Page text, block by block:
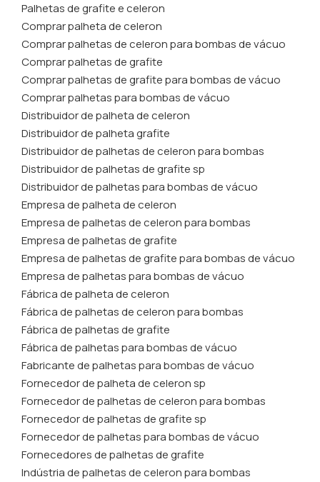
Palhetas de grafite e celeron
Comprar palheta de celeron
Comprar palhetas de celeron para bombas de vácuo
Comprar palhetas de grafite
Comprar palhetas de grafite para bombas de vácuo
Comprar palhetas para bombas de vácuo
Distribuidor de palheta de celeron
Distribuidor de palheta grafite
Distribuidor de palhetas de celeron para bombas
Distribuidor de palhetas de grafite sp
Distribuidor de palhetas para bombas de vácuo
Empresa de palheta de celeron
Empresa de palhetas de celeron para bombas
Empresa de palhetas de grafite
Empresa de palhetas de grafite para bombas de vácuo
Empresa de palhetas para bombas de vácuo
Fábrica de palheta de celeron
Fábrica de palhetas de celeron para bombas
Fábrica de palhetas de grafite
Fábrica de palhetas para bombas de vácuo
Fabricante de palhetas para bombas de vácuo
Fornecedor de palheta de celeron sp
Fornecedor de palhetas de celeron para bombas
Fornecedor de palhetas de grafite sp
Fornecedor de palhetas para bombas de vácuo
Fornecedores de palhetas de grafite
Indústria de palhetas de celeron para bombas